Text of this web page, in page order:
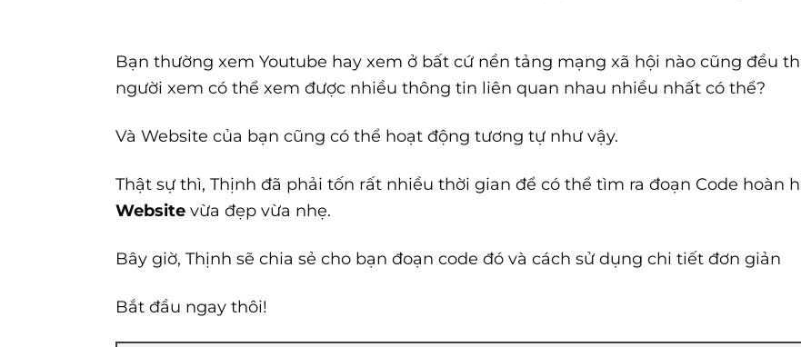
Bạn thường xem Youtube hay xem ở bất cứ nền tảng mạng xã hội nào cũng đều
người xem có thể xem được nhiều thông tin liên quan nhau nhiều nhất có thể?
Và Website của bạn cũng có thể hoạt động tương tự như vậy.
Thật sự thì, Thịnh đã phải tốn rất nhiều thời gian để có thể tìm ra đoạn Code hoàn
Website vừa đẹp vừa nhẹ.
Bây giờ, Thịnh sẽ chia sẻ cho bạn đoạn code đó và cách sử dụng chi tiết đơn giản
Bắt đầu ngay thôi!